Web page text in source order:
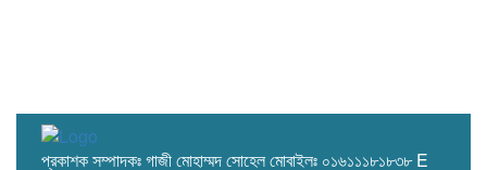
প্রকাশক সম্পাদকঃ গাজী মোহাম্মদ সোহেল মোবাইলঃ ০১৬১১১৮১৮৩৮ E